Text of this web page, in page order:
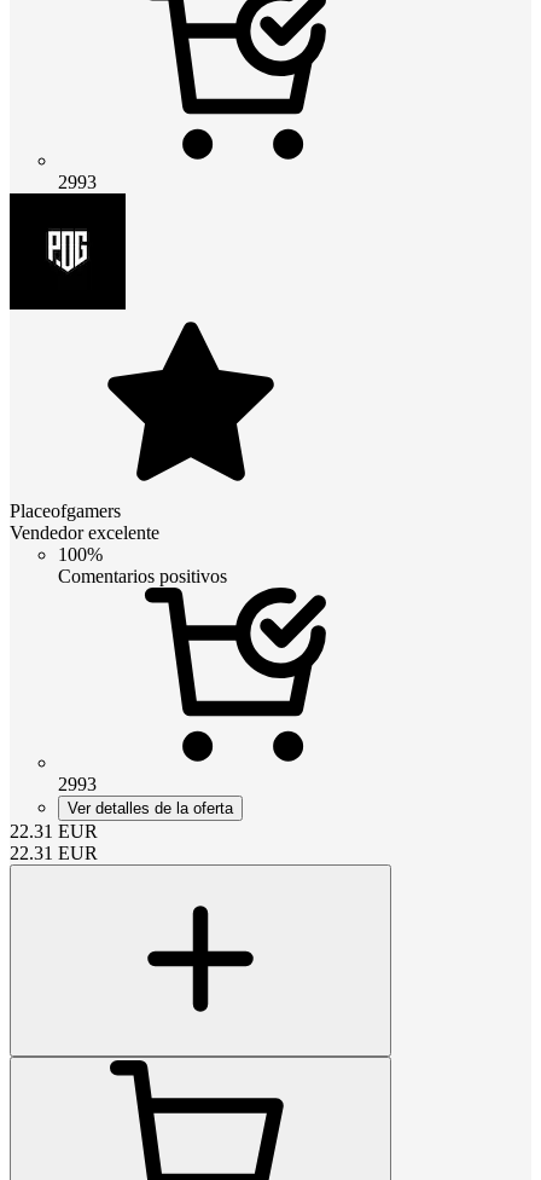
2993
Placeofgamers
Vendedor excelente
100%
Comentarios positivos
2993
Ver detalles de la oferta
22.31 EUR
22.31 EUR